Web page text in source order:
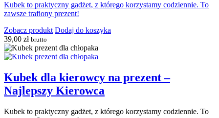
Kubek to praktyczny gadżet, z którego korzystamy codziennie. To
zawsze trafiony prezent!
Zobacz produkt Dodaj do koszyka
39,00 zł brutto
Kubek dla kierowcy na prezent –
Najlepszy Kierowca
Kubek to praktyczny gadżet, z którego korzystamy codziennie. To